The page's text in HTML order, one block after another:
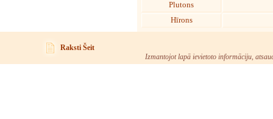
Plutons
Hīrons
Raksti Šeit
Izmantojot lapā ievietoto informāciju,